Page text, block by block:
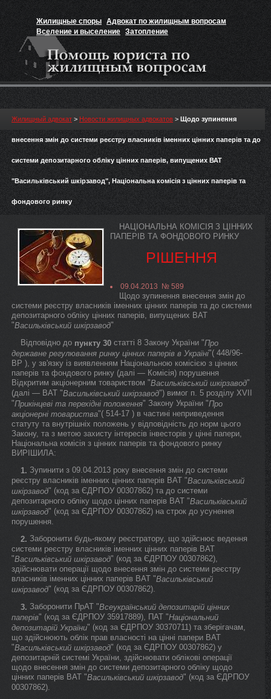
Жилищные споры Адвокат по жилищным вопросам
Вселение и выселение Затопление
Признание прав на жильё
Жилищный адвокат > Новости жилищных адвокатов > Щодо зупинення
внесення змін до системи реєстру власників іменних цінних паперів та до
системи депозитарного обліку цінних паперів, випущених ВАТ
"Васильківський шкірзавод", Національна комісія з цінних паперів та
фондового ринку
НАЦІОНАЛЬНА КОМІСІЯ З ЦІННИХ
ПАПЕРІВ ТА ФОНДОВОГО РИНКУ
РІШЕННЯ
09.04.2013 № 589
Щодо зупинення внесення змін до
системи реєстру власників іменних цінних паперів та до системи
депозитарного обліку цінних паперів, випущених ВАТ
"Васильківський шкірзавод"
Відповідно до пункту 30 статті 8 Закону України "Про
державне регулювання ринку цінних паперів в Україні"( 448/96-
ВР ), у зв'язку із виявленням Національною комісією з цінних
паперів та фондового ринку (далі — Комісія) порушення
Відкритим акціонерним товариством "Васильківський шкірзавод"
(далі — ВАТ "Васильківський шкірзавод") вимог п. 5 розділу XVII
"Прикінцеві та перехідні положення" Закону України "Про
акціонерні товариства"( 514-17 ) в частині неприведення
статуту та внутрішніх положень у відповідність до норм цього
Закону, та з метою захисту інтересів інвесторів у цінні папери,
Національна комісія з цінних паперів та фондового ринку
ВИРІШИЛА:
1. Зупинити з 09.04.2013 року внесення змін до системи
реєстру власників іменних цінних паперів ВАТ "Васильківський
шкірзавод" (код за ЄДРПОУ 00307862) та до системи
депозитарного обліку щодо цінних паперів ВАТ "Васильківський
шкірзавод" (код за ЄДРПОУ 00307862) на строк до усунення
порушення.
2. Заборонити будь-якому реєстратору, що здійснює ведення
системи реєстру власників іменних цінних паперів ВАТ
"Васильківський шкірзавод" (код за ЄДРПОУ 00307862),
здійснювати операції щодо внесення змін до системи реєстру
власників іменних цінних паперів ВАТ "Васильківський
шкірзавод" (код за ЄДРПОУ 00307862).
3. Заборонити ПрАТ "Всеукраїнський депозитарій цінних
паперів" (код за ЄДРПОУ 35917889), ПАТ "Національний
депозитарій України" (код за ЄДРПОУ 30370711) та зберігачам,
що здійснюють облік прав власності на цінні папери ВАТ
"Васильківський шкірзавод" (код за ЄДРПОУ 00307862) у
депозитарній системі України, здійснювати облікові операції
щодо внесення змін до системи депозитарного обліку щодо
цінних паперів ВАТ "Васильківський шкірзавод" (код за ЄДРПОУ
00307862).